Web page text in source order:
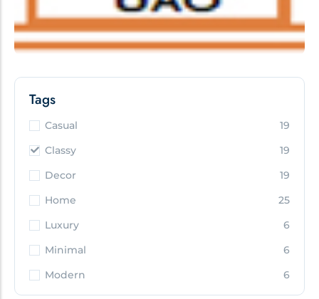
Tags
Casual
19
Classy
19
Decor
19
Home
25
Luxury
6
Minimal
6
Modern
6